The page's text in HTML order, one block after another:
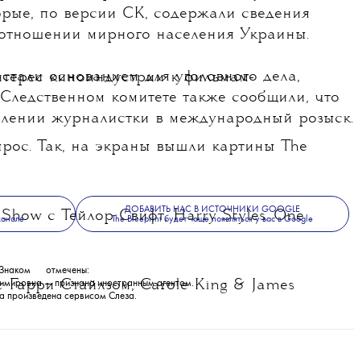
киноиндустрии к фильмам-
Так, на экраны вышли картины The
с Тейлор Свифт, Harry Styles. One
Стайлзом, Carole King & James
по версии СК, содержали сведения
мирного населения Украины.
основанием для уголовного дела,
комитете также сообщили, что
журналистки в международный розыск.
ДОБАВИТЬ НАС В ИСТОЧНИКИ GOOGLE
The Blueprint будет чаще появляться у вас в Google
Знаком
отмечены:
— признана иностранным агентом.
произведена сервисом Слеза.